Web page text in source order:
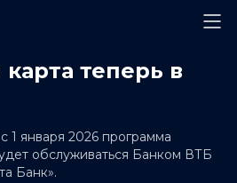
теперь в
с 1 января 2026 программа
обслуживаться Банком ВТБ
Банк».